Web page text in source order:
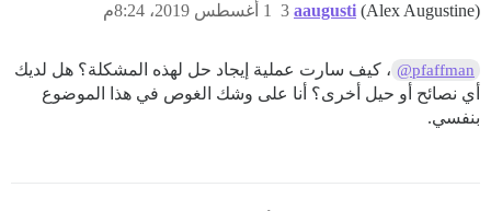
aaugusti (Alex Augustine) 1 أغسطس 2019، 8:24م 3
@pfaffman ، كيف سارت عملية إيجاد حل لهذه المشكلة؟ هل لديك
أي نصائح أو حيل أخرى؟ أنا على وشك الغوص في هذا الموضوع
بنفسي.